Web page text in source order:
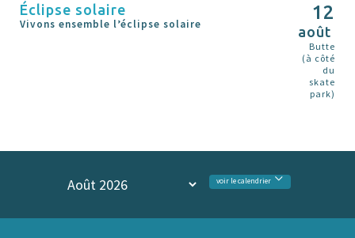
Éclipse solaire
Vivons ensemble l’éclipse solaire
12
août
Butte
(à côté
du
skate
park)
voir le calendrier